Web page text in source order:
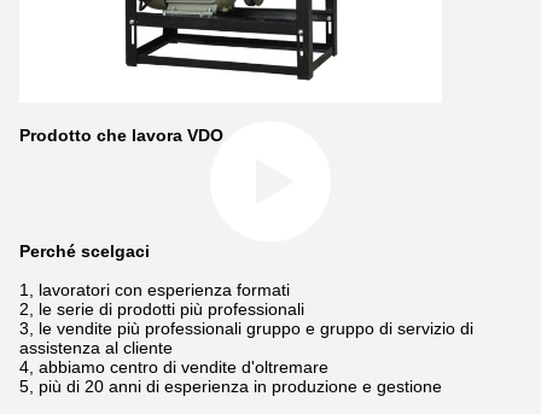
Prodotto che lavora VDO
Perché scelgaci
1, lavoratori con esperienza formati
2, le serie di prodotti più professionali
3, le vendite più professionali gruppo e gruppo di servizio di
assistenza al cliente
4, abbiamo centro di vendite d'oltremare
5, più di 20 anni di esperienza in produzione e gestione